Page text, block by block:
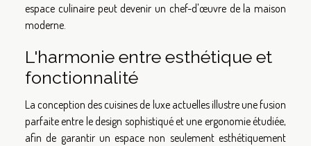
espace culinaire peut devenir un chef-d'œuvre de la maison
moderne.
L'harmonie entre esthétique et
fonctionnalité
La conception des cuisines de luxe actuelles illustre une fusion
parfaite entre le design sophistiqué et une ergonomie étudiée,
afin de garantir un espace non seulement esthétiquement